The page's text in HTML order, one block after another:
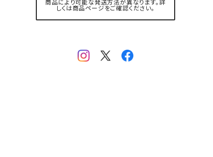
商品により可能な発送方法が異なります。詳
しくは商品ページをご確認ください。